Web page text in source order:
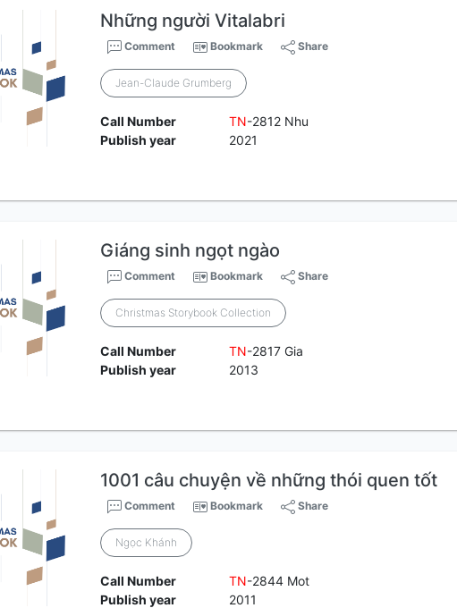
Những người Vitalabri
Comment Bookmark Share
Jean-Claude Grumberg
Call Number TN-2812 Nhu
Publish year
2021
Giáng sinh ngọt ngào
Comment Bookmark Share
Christmas Storybook Collection
Call Number TN-2817 Gia
Publish year
2013
1001 câu chuyện về những thói quen tốt
Comment Bookmark Share
Ngọc Khánh
Call Number TN-2844 Mot
Publish year
2011